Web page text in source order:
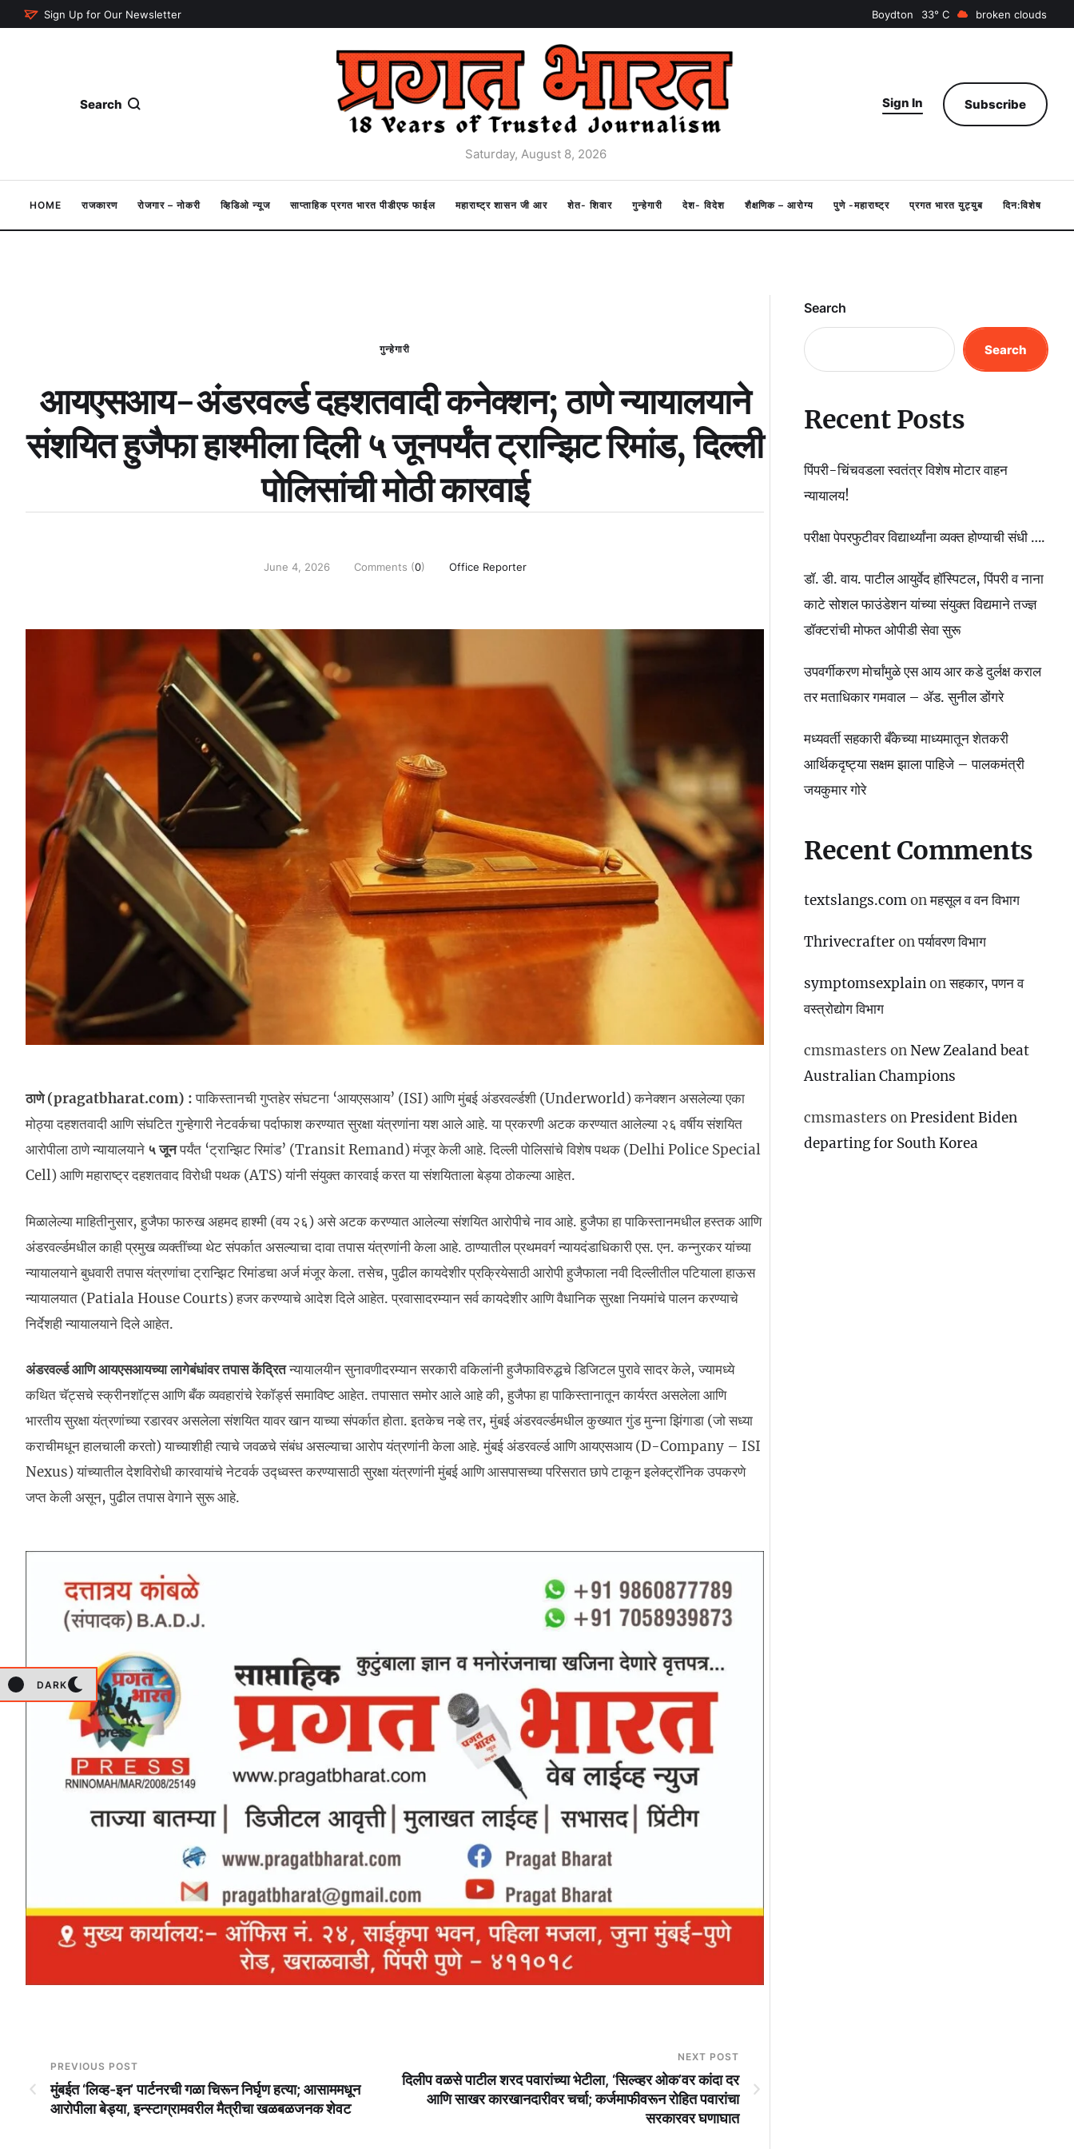
Sign Up for Our Newsletter Boydton 33 broken clouds
Search
Saturday, August 8, 2026
Sign In Subscribe
DARK
HOME राजकारण रोजगार – नोकरी व्हिडिओ न्यूज साप्ताहिक प्रगत भारत पीडीएफ फाईल महाराष्ट्र शासन जी आर शेत- शिवार गुन्हेगारी देश- विदेश शैक्षणिक – आरोग्य पुणे -महाराष्ट्र प्रगत भारत युट्युब दिन:विशेष
गुन्हेगारी
आयएसआय-अंडरवर्ल्ड दहशतवादी कनेक्शन; ठाणे न्यायालयाने
संशयित हुजैफा हाश्मीला दिली ५ जूनपर्यंत ट्रान्झिट रिमांड, दिल्ली
पोलिसांची मोठी कारवाई
June 4, 2026 Comments (0) Office Reporter
ठाणे (pragatbharat.com) :पाकिस्तानची गुप्तहेर संघटना ‘आयएसआय’ (ISI) आणि मुंबई अंडरवर्ल्डशी (Underworld) कनेक्शन असलेल्या एका
मोठ्या दहशतवादी आणि संघटित गुन्हेगारी नेटवर्कचा पर्दाफाश करण्यात सुरक्षा यंत्रणांना यश आले आहे. या प्रकरणी अटक करण्यात आलेल्या २६ वर्षीय संशयित
आरोपीला ठाणे न्यायालयाने ५ जूनपर्यंत ‘ट्रान्झिट रिमांड’ (Transit Remand) मंजूर केली आहे. दिल्ली पोलिसांचे विशेष पथक (Delhi Police Special
Cell) आणि महाराष्ट्र दहशतवाद विरोधी पथक (ATS) यांनी संयुक्त कारवाई करत या संशयिताला बेड्या ठोकल्या आहेत.
मिळालेल्या माहितीनुसार, हुजैफा फारुख अहमद हाश्मी (वय २६) असे अटक करण्यात आलेल्या संशयित आरोपीचे नाव आहे. हुजैफा हा पाकिस्तानमधील हस्तक आणि
अंडरवर्ल्डमधील काही प्रमुख व्यक्तींच्या थेट संपर्कात असल्याचा दावा तपास यंत्रणांनी केला आहे. ठाण्यातील प्रथमवर्ग न्यायदंडाधिकारी एस. एन. कन्नुरकर यांच्या
न्यायालयाने बुधवारी तपास यंत्रणांचा ट्रान्झिट रिमांडचा अर्ज मंजूर केला. तसेच, पुढील कायदेशीर प्रक्रियेसाठी आरोपी हुजैफाला नवी दिल्लीतील पटियाला हाऊस
न्यायालयात (Patiala House Courts) हजर करण्याचे आदेश दिले आहेत. प्रवासादरम्यान सर्व कायदेशीर आणि वैधानिक सुरक्षा नियमांचे पालन करण्याचे
निर्देशही न्यायालयाने दिले आहेत.
अंडरवर्ल्ड आणि आयएसआयच्या लागेबंधांवर तपास केंद्रितन्यायालयीन सुनावणीदरम्यान सरकारी वकिलांनी हुजैफाविरुद्धचे डिजिटल पुरावे सादर केले, ज्यामध्ये
कथित चॅट्सचे स्क्रीनशॉट्स आणि बँक व्यवहारांचे रेकॉर्ड्स समाविष्ट आहेत. तपासात समोर आले आहे की, हुजैफा हा पाकिस्तानातून कार्यरत असलेला आणि
भारतीय सुरक्षा यंत्रणांच्या रडारवर असलेला संशयित यावर खान याच्या संपर्कात होता. इतकेच नव्हे तर, मुंबई अंडरवर्ल्डमधील कुख्यात गुंड मुन्ना झिंगाडा (जो सध्या
कराचीमधून हालचाली करतो) याच्याशीही त्याचे जवळचे संबंध असल्याचा आरोप यंत्रणांनी केला आहे. मुंबई अंडरवर्ल्ड आणि आयएसआय (D-Company – ISI
Nexus) यांच्यातील देशविरोधी कारवायांचे नेटवर्क उद्ध्वस्त करण्यासाठी सुरक्षा यंत्रणांनी मुंबई आणि आसपासच्या परिसरात छापे टाकून इलेक्ट्रॉनिक उपकरणे
जप्त केली असून, पुढील तपास वेगाने सुरू आहे.
PREVIOUS POST
मुंबईत ‘लिव्ह-इन’ पार्टनरची गळा चिरून निर्घृण हत्या; आसाममधून
आरोपीला बेड्या, इन्स्टाग्रामवरील मैत्रीचा खळबळजनक शेवट
NEXT POST
दिलीप वळसे पाटील शरद पवारांच्या भेटीला, ‘सिल्व्हर ओक’वर कांदा दर
आणि साखर कारखानदारीवर चर्चा; कर्जमाफीवरून रोहित पवारांचा
सरकारवर घणाघात
Search
Search
Recent Posts
पिंपरी-चिंचवडला स्वतंत्र विशेष मोटार वाहन
न्यायालय!
परीक्षा पेपरफुटीवर विद्यार्थ्यांना व्यक्त होण्याची संधी ….
डॉ. डी. वाय. पाटील आयुर्वेद हॉस्पिटल, पिंपरी व नाना
काटे सोशल फाउंडेशन यांच्या संयुक्त विद्यमाने तज्ज्ञ
डॉक्टरांची मोफत ओपीडी सेवा सुरू
उपवर्गीकरण मोर्चांमुळे एस आय आर कडे दुर्लक्ष कराल
तर मताधिकार गमवाल – ॲड. सुनील डोंगरे
मध्यवर्ती सहकारी बँकेच्या माध्यमातून शेतकरी
आर्थिकदृष्ट्या सक्षम झाला पाहिजे – पालकमंत्री
जयकुमार गोरे
Recent Comments
textslangs.comonमहसूल व वन विभाग
Thrivecrafteronपर्यावरण विभाग
symptomsexplainonसहकार, पणन व
वस्‍त्रोद्योग विभाग
cmsmasters onNew Zealand beat
Australian Champions
cmsmasters onPresident Biden
departing for South Korea